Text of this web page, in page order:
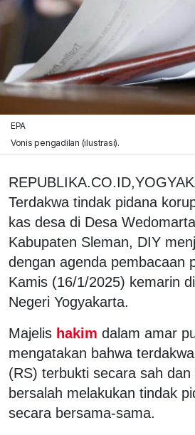
EPA
Vonis pengadilan (ilustrasi).
Terdakwa tindak pidana
kas desa di Desa
Kabupaten Sleman, DIY
dengan agenda pembacaan
Kamis (16/1/2025) kemarin di
Negeri Yogyakarta.
Majelis hakim dalam amar
mengatakan bahwa
(RS) terbukti secara sah dan
bersalah melakukan tindak
secara bersama-sama.